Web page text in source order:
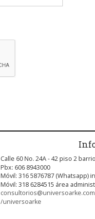
Calle 60 No. 24A - 42 piso 2
Pbx: 606 8943000
Móvil: 316 5876787 (Whatsapp)
Móvil: 318 6284515 área
consultorios@universoarke.com
/universoarke